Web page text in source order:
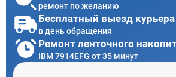
ремонт по желанию
Бесплатный выезд курьера
в день обращения
Ремонт ленточного
IBM 7914EFG от 35 минут